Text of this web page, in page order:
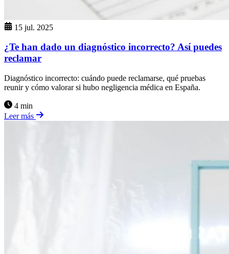
15 jul. 2025
¿Te han dado un diagnóstico incorrecto? Así puedes
reclamar
Diagnóstico incorrecto: cuándo puede reclamarse, qué pruebas
reunir y cómo valorar si hubo negligencia médica en España.
4 min
Leer más